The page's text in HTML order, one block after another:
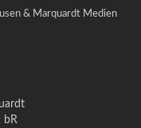
& Marquardt Medien
bR